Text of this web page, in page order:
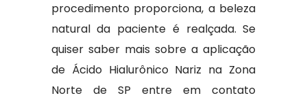
procedimento proporciona, a beleza
natural da paciente é realçada. Se
quiser saber mais sobre a aplicação
de Ácido Hialurônico Nariz na Zona
Norte de SP entre em contato